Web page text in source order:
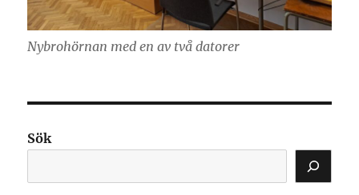
Nybrohörnan med en av två datorer
Sök